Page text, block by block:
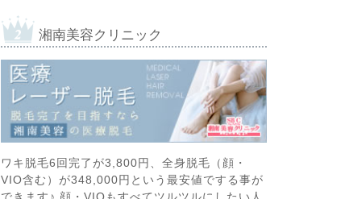
湘南美容クリニック
ワキ脱毛6回完了が3,800円、全身脱毛（顔・
VIO含む）が348,000円という最安値でする事が